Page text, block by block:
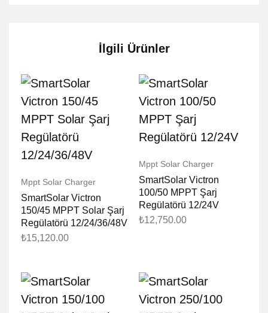
İlgili Ürünler
Mppt Solar Charger
SmartSolar Victron
150/45 MPPT Solar Şarj
Regülatörü 12/24/36/48V
₺15,120.00
Mppt Solar Charger
SmartSolar Victron
100/50 MPPT Şarj
Regülatörü 12/24V
₺12,750.00